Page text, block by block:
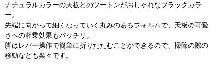
ナチュラルカラーの天板とのツートンがおしゃれなブラックカラ
ー。
先端に向かって細くなっていく丸みのあるフォルムで、天板の可愛
さへの相乗効果もバッチリ。
脚はレバー操作で簡単に折りたたむことができるので、掃除の際の
移動なども楽々です。